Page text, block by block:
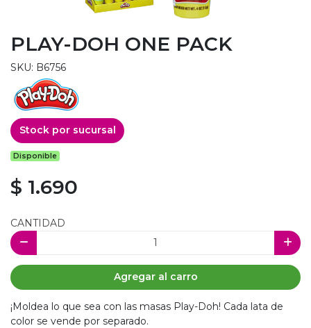
PLAY-DOH ONE PACK
SKU: B6756
Stock por sucursal
Disponible
$ 1.690
CANTIDAD
Agregar al carro
¡Moldea lo que sea con las masas Play-Doh! Cada lata de
color se vende por separado.